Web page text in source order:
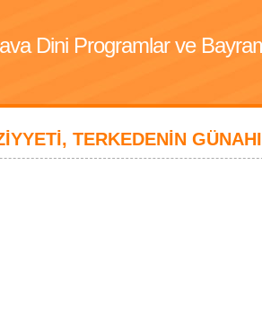
Dini Programlar ve
TERKEDENİN GÜNAHI